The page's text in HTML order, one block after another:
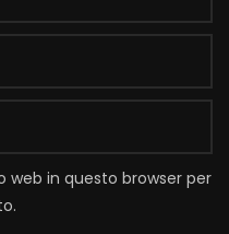
web in questo browser per